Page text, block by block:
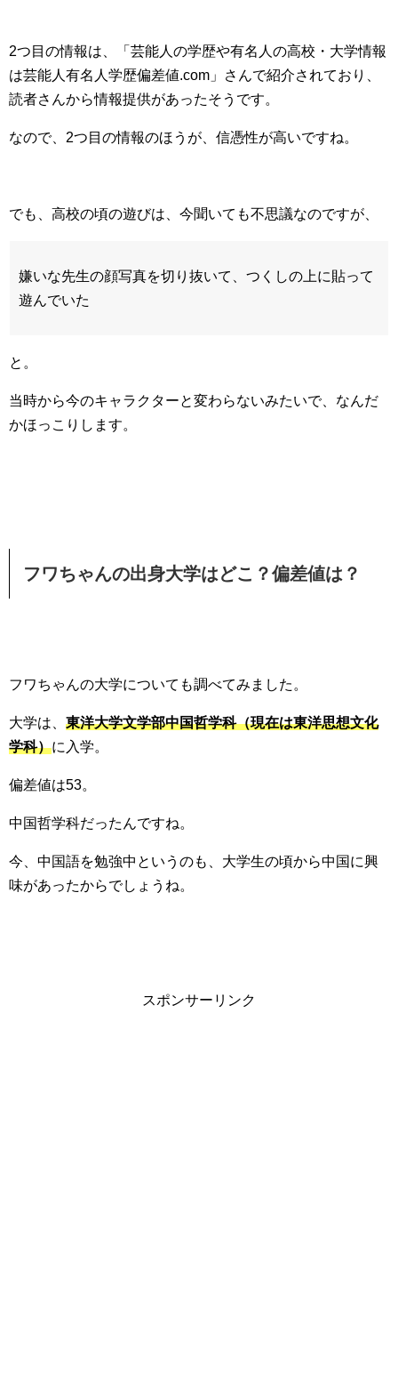
2つ目の情報は、「芸能人の学歴や有名人の高校・大学情報
は芸能人有名人学歴偏差値.com」さんで紹介されており、
読者さんから情報提供があったそうです。
なので、2つ目の情報のほうが、信憑性が高いですね。
でも、高校の頃の遊びは、今聞いても不思議なのですが、
嫌いな先生の顔写真を切り抜いて、つくしの上に貼って
遊んでいた
と。
当時から今のキャラクターと変わらないみたいで、なんだ
かほっこりします。
フワちゃんの出身大学はどこ？偏差値は？
フワちゃんの大学についても調べてみました。
大学は、 東洋大学文学部中国哲学科（現在は東洋思想文化
学科）に入学。
偏差値は53。
中国哲学科だったんですね。
今、中国語を勉強中というのも、大学生の頃から中国に興
味があったからでしょうね。
スポンサーリンク